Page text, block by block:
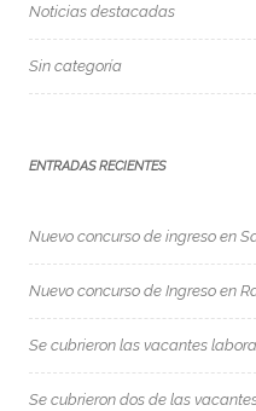
Noticias destacadas
Sin categoría
ENTRADAS RECIENTES
Nuevo concurso de ingreso en
Nuevo concurso de Ingreso en
Se cubrieron las vacantes
Se cubrieron dos de las